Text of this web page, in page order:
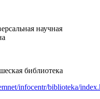
научная
библиотека
infocentr/biblioteka/